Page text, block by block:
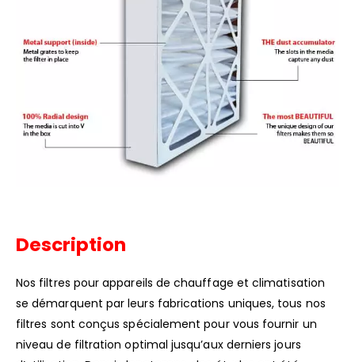
Description
Nos filtres pour appareils de chauffage et climatisation
se démarquent par leurs fabrications uniques, tous nos
filtres sont conçus spécialement pour vous fournir un
niveau de filtration optimal jusqu’aux derniers jours